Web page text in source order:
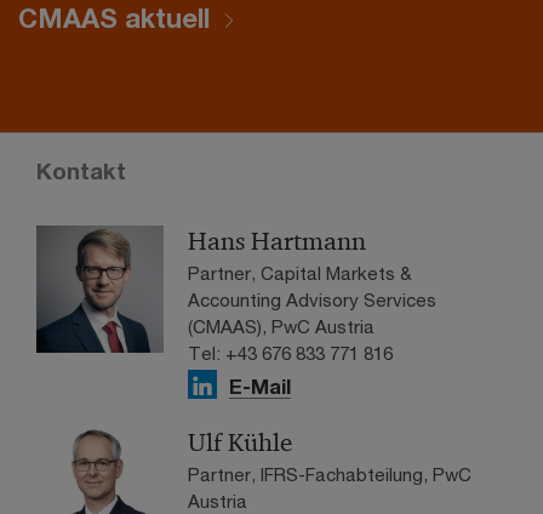
CMAAS aktuell
Kontakt
Hans Hartmann
Partner, Capital Markets &
Accounting Advisory Services
(CMAAS), PwC Austria
Tel: +43 676 833 771 816
E-Mail
Ulf Kühle
Partner, IFRS-Fachabteilung, PwC
Austria